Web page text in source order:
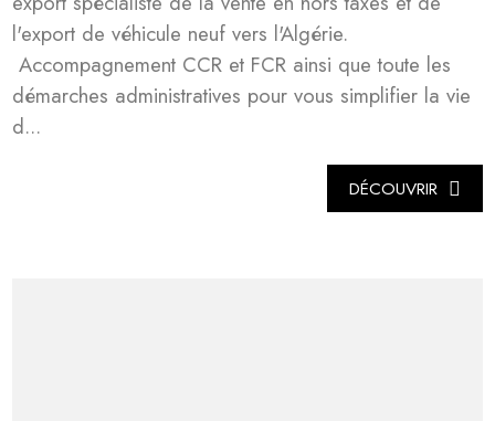
l'export de véhicule neuf vers l'Algérie.
Accompagnement CCR et FCR ainsi que toute les
démarches administratives pour vous simplifier la vie
d...
DÉCOUVRIR